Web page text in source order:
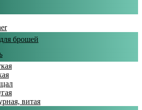
брошей
витая